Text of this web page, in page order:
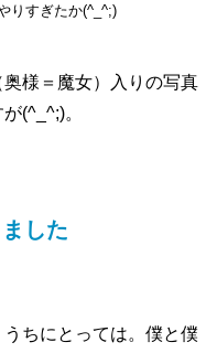
りすぎたか(^_^;)
様＝魔女）入りの写真
(^_^;)。
した
ちにとっては。僕と僕